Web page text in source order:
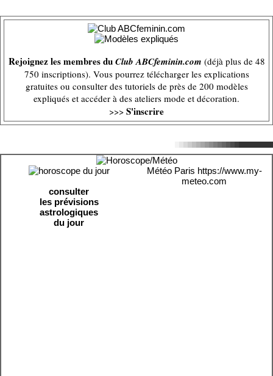
Rejoignez les membres duClub ABCfeminin.com (déjà plus de 48
750 inscriptions). Vous pourrez télécharger les explications
gratuites ou consulter des tutoriels de près de 200 modèles
expliqués et accéder à des ateliers mode et décoration.
>>> S'inscrire
consulter
les prévisions
astrologiques
du jour
Météo Paris https://www.my-
meteo.com